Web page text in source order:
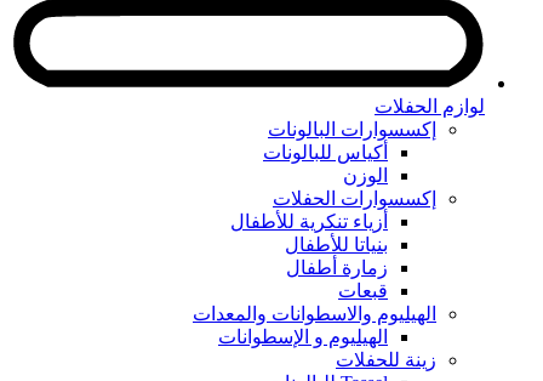
لوازم الحفلات
إكسسوارات البالونات
أكياس للبالونات
الوزن
إكسسوارات الحفلات
أزياء تنكرية للأطفال
بنياتا للأطفال
زمارة أطفال
قبعات
الهيليوم والاسطوانات والمعدات
الهيليوم و الإسطوانات
زينة للحفلات